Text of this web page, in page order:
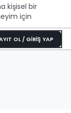
kişisel bir
için
OL / GİRİŞ YAP